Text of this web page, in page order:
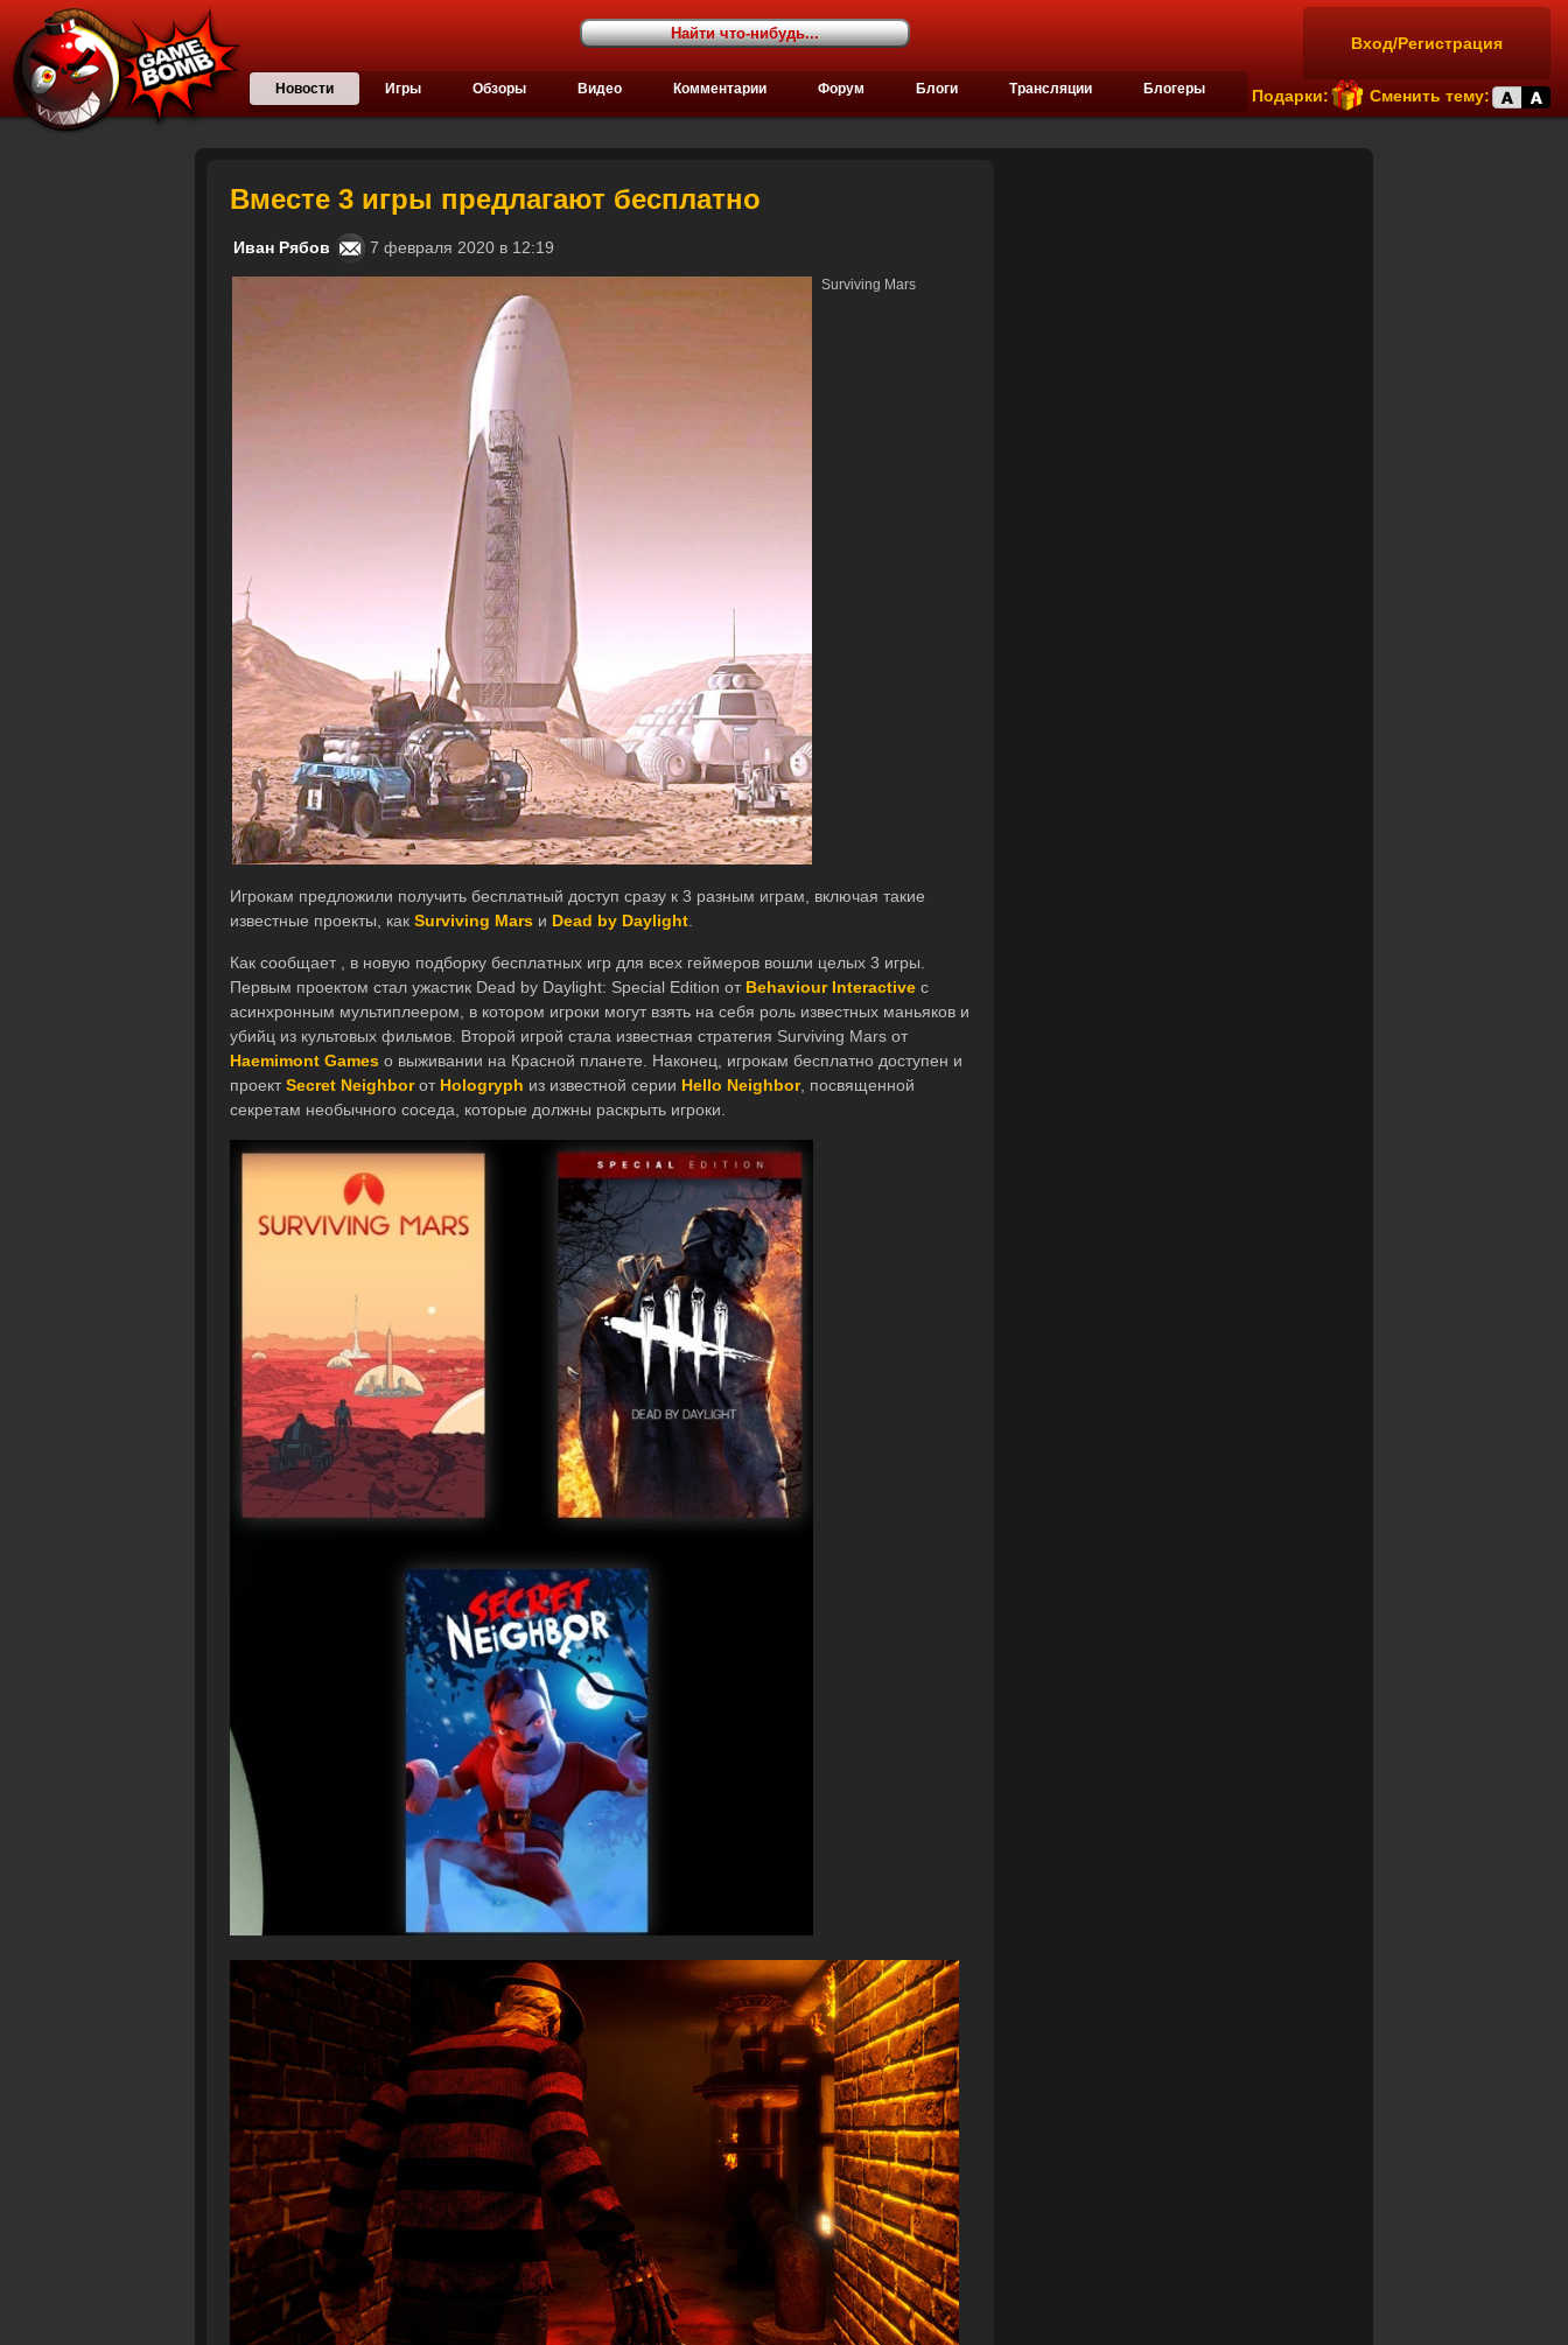
Вход/Регистрация
Подарки: Сменить тему:
Новости Игры Обзоры Видео Комментарии Форум Блоги Трансляции Блогеры
Вместе 3 игры предлагают бесплатно
Иван Рябов 7 февраля 2020 в 12:19
Surviving Mars
Игрокам предложили получить бесплатный доступ сразу к 3 разным играм, включая такие
известные проекты, как Surviving Mars и Dead by Daylight
Как сообщает , в новую подборку бесплатных игр для всех геймеров вошли целых 3 игры.
Первым проектом стал ужастик Dead by Daylight: Special Edition от Behaviour Interactive с
асинхронным мультиплеером, в котором игроки могут взять на себя роль известных маньяков и
убийц из культовых фильмов. Второй игрой стала известная стратегия Surviving Mars от
Haemimont Games о выживании на Красной планете. Наконец, игрокам бесплатно доступен и
проектSecret Neighborот Hologryph из известной серии Hello Neighbor, посвященной
секретам необычного соседа, которые должны раскрыть игроки.